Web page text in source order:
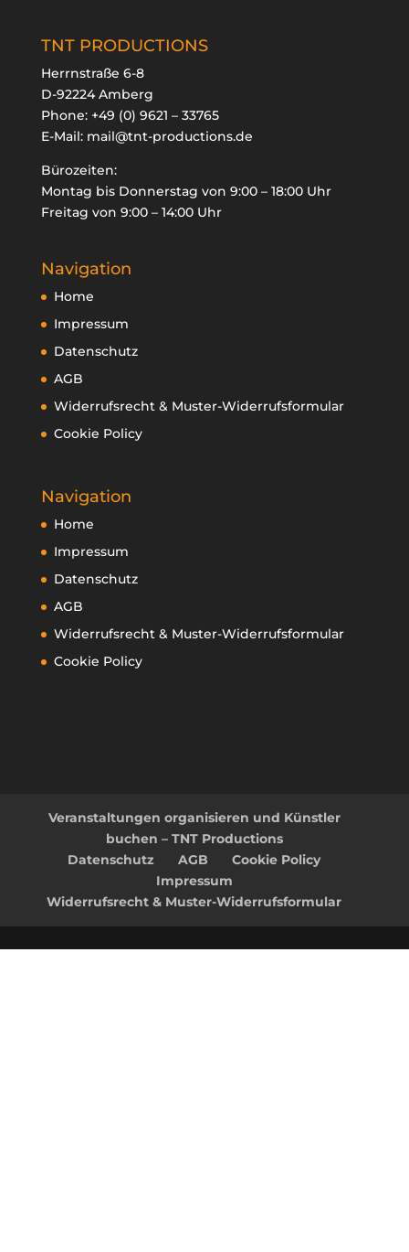
TNT PRODUCTIONS
Herrnstraße 6-8
D-92224 Amberg
Phone: +49 (0) 9621 – 33765
E-Mail: mail@tnt-productions.de
Bürozeiten:
Montag bis Donnerstag von 9:00 – 18:00 Uhr
Freitag von 9:00 – 14:00 Uhr
Navigation
Home
Impressum
Datenschutz
AGB
Widerrufsrecht & Muster-Widerrufsformular
Cookie Policy
Navigation
Home
Impressum
Datenschutz
AGB
Widerrufsrecht & Muster-Widerrufsformular
Cookie Policy
Veranstaltungen organisieren und Künstler
buchen – TNT Productions
Datenschutz
AGB
Cookie Policy
Impressum
Widerrufsrecht & Muster-Widerrufsformular